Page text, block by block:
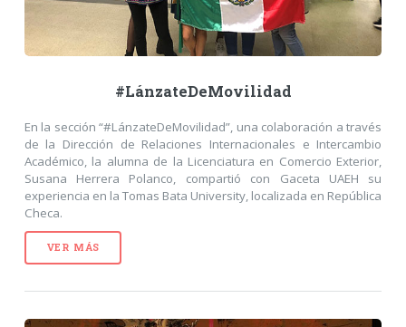
#LánzateDeMovilidad
En la sección “#LánzateDeMovilidad”, una colaboración a través
de la Dirección de Relaciones Internacionales e Intercambio
Académico, la alumna de la Licenciatura en Comercio Exterior,
Susana Herrera Polanco, compartió con Gaceta UAEH su
experiencia en la Tomas Bata University, localizada en República
Checa.
VER MÁS